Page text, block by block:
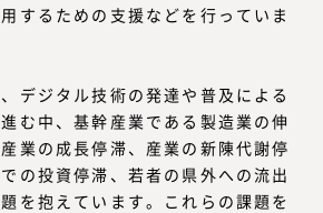
するための支援などを行っていま
デジタル技術の発達や普及による
む中、基幹産業である製造業の伸
業の成長停滞、産業の新陳代謝停
の投資停滞、若者の県外への流出
を抱えています。これらの課題を